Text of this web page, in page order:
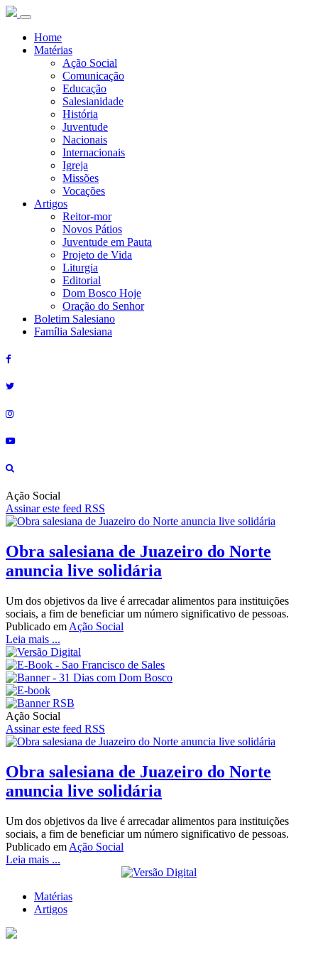
Home
Matérias
Ação Social
Comunicação
Educação
Salesianidade
História
Juventude
Nacionais
Internacionais
Igreja
Missões
Vocações
Artigos
Reitor-mor
Novos Pátios
Juventude em Pauta
Projeto de Vida
Liturgia
Editorial
Dom Bosco Hoje
Oração do Senhor
Boletim Salesiano
Família Salesiana
Ação Social
Assinar este feed RSS
Obra salesiana de Juazeiro do Norte
anuncia live solidária
Um dos objetivos da live é arrecadar alimentos para instituições
sociais, a fim de beneficiar um número significativo de pessoas.
Publicado em Ação Social
Leia mais ...
Ação Social
Assinar este feed RSS
Obra salesiana de Juazeiro do Norte
anuncia live solidária
Um dos objetivos da live é arrecadar alimentos para instituições
sociais, a fim de beneficiar um número significativo de pessoas.
Publicado em Ação Social
Leia mais ...
Matérias
Artigos